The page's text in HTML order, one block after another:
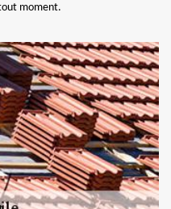
moment.